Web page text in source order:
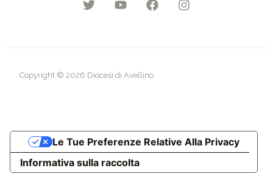
Copyright © 2026 Diocesi di Avellino
Informativa sulla raccolta
Le Tue Preferenze Relative Alla Privacy